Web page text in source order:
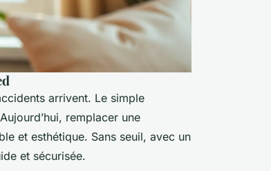
arrivent. Le simple
remplacer une
et esthétique. Sans seuil, avec un
et sécurisée.